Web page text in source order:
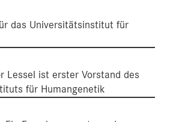
das Universitätsinstitut für
Lessel ist erster Vorstand des
für Humangenetik